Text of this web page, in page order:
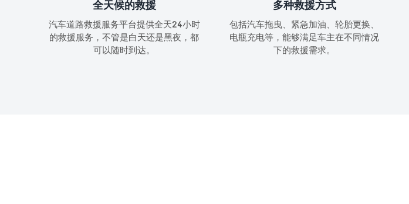
全天候的救援
汽车道路救援服务平台提供全天24小时
的救援服务，不管是白天还是黑夜，都
可以随时到达。
多种救援方式
包括汽车拖曳、紧急加油、轮胎更换、
电瓶充电等，能够满足车主在不同情况
下的救援需求。